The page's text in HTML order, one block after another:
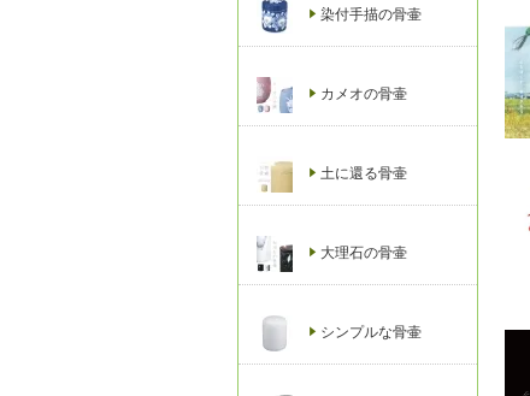
染付手描の骨壷
カメオの骨壷
土に還る骨壷
大理石の骨壷
シンプルな骨壷